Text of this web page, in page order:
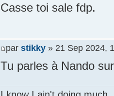
Casse toi sale fdp.
par stikky » 21 Sep 2024,
Tu parles à Nando